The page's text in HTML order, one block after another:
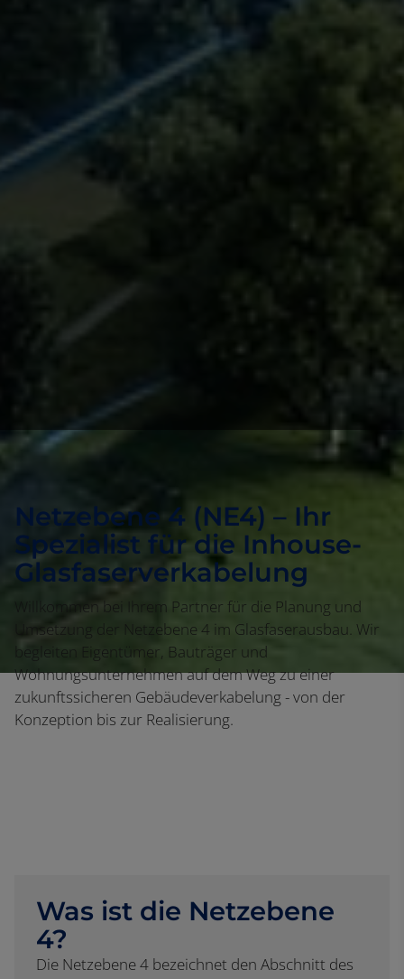
Netzebene 4 (NE4) – Ihr
Spezialist für die Inhouse-
Glasfaserverkabelung
Willkommen bei Ihrem Partner für die Planung und
Umsetzung der Netzebene 4 im Glasfaserausbau. Wir
begleiten Eigentümer, Bauträger und
Wohnungsunternehmen auf dem Weg zu einer
zukunftssicheren Gebäudeverkabelung - von der
Konzeption bis zur Realisierung.
Was ist die Netzebene
4?
Die Netzebene 4 bezeichnet den Abschnitt des